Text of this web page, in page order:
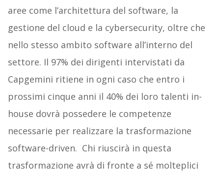
aree come l’architettura del software, la
gestione del cloud e la cybersecurity, oltre che
nello stesso ambito software all’interno del
settore. Il 97% dei dirigenti intervistati da
Capgemini ritiene in ogni caso che entro i
prossimi cinque anni il 40% dei loro talenti in-
house dovrà possedere le competenze
necessarie per realizzare la trasformazione
software-driven. Chi riuscirà in questa
trasformazione avrà di fronte a sé molteplici